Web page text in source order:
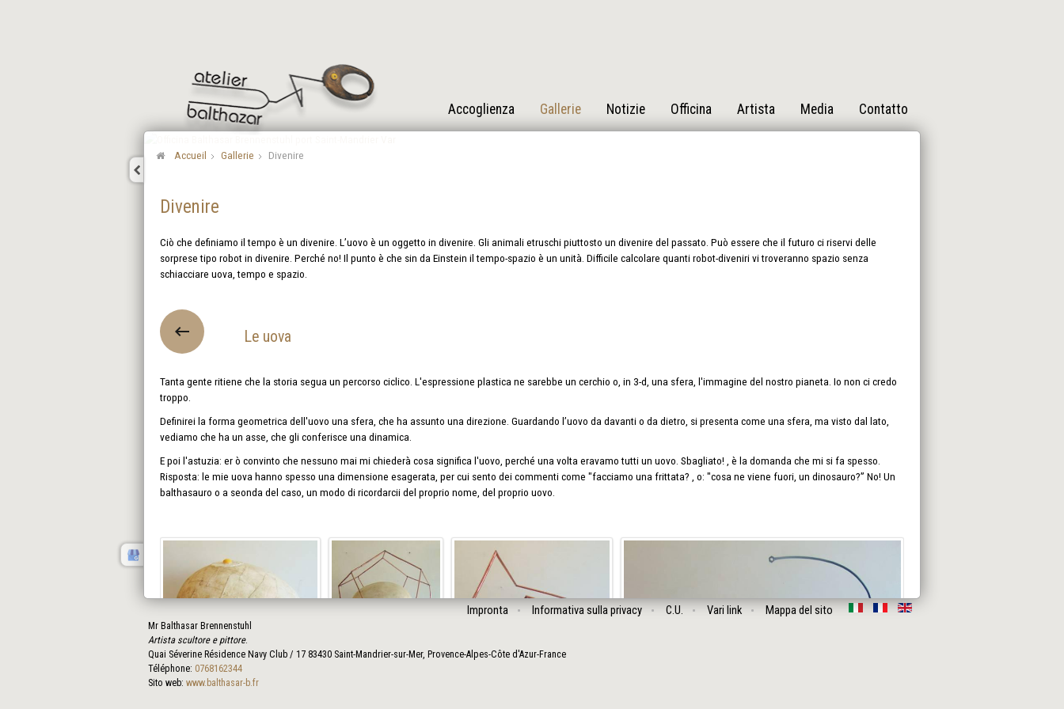
Accoglienza Gallerie Notizie Officina Artista Media Contatto
Accueil Gallerie Divenire
Divenire
Ciò che definiamo il tempo è un divenire. L’uovo è un oggetto in divenire. Gli animali etruschi piuttosto un divenire del passato. Può essere che il futuro ci riservi delle
sorprese tipo robot in divenire. Perché no! Il punto è che sin da Einstein il tempo-spazio è un unità. Difficile calcolare quanti robot-diveniri vi troveranno spazio senza
schiacciare uova, tempo e spazio.
Le uova
Tanta gente ritiene che la storia segua un percorso ciclico. L'espressione plastica ne sarebbe un cerchio o, in 3-d, una sfera, l'immagine del nostro pianeta. Io non ci credo
troppo.
Definirei la forma geometrica dell'uovo una sfera, che ha assunto una direzione. Guardando l’uovo da davanti o da dietro, si presenta come una sfera, ma visto dal lato,
vediamo che ha un asse, che gli conferisce una dinamica.
E poi l'astuzia: er ò convinto che nessuno mai mi chiederà cosa significa l'uovo, perché una volta eravamo tutti un uovo. Sbagliato! , è la domanda che mi si fa spesso.
Risposta: le mie uova hanno spesso una dimensione esagerata, per cui sento dei commenti come "facciamo una frittata? , o: "cosa ne viene fuori, un dinosauro?” No! Un
balthasauro o a seonda del caso, un modo di ricordarcii del proprio nome, del proprio uovo.
Impronta Informativa sulla privacy C.U. Vari link Mappa del sito
Mr Balthasar Brennenstuhl
Artista scultore e pittore.
Quai Séverine Résidence Navy Club / 17 83430 Saint-Mandrier-sur-Mer, Provence-Alpes-Côte d'Azur-France
Téléphone: 0768162344
Sito web: www.balthasar-b.fr